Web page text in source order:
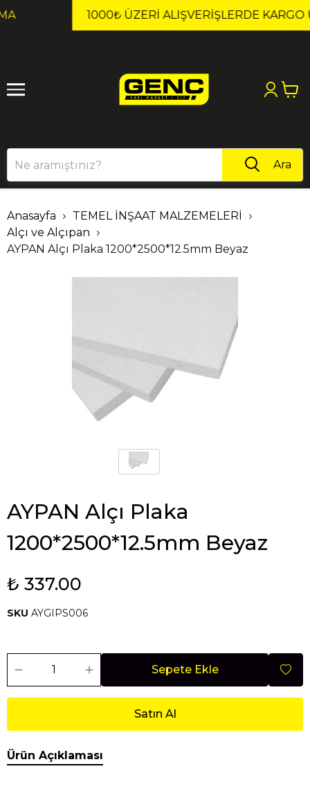
1000₺ ÜZERI ALIŞVERIŞLERDE KARGO ÜCRETSİZ!
1 2
Ara
Anasayfa
TEMEL İNŞAAT MALZEMELERİ
Alçı ve Alçıpan
AYPAN Alçı Plaka 1200*2500*12.5mm Beyaz
AYPAN Alçı Plaka
1200*2500*12.5mm Beyaz
₺ 337.00
SKU AYGIPS006
Sepete Ekle
Satın Al
Ürün Açıklaması